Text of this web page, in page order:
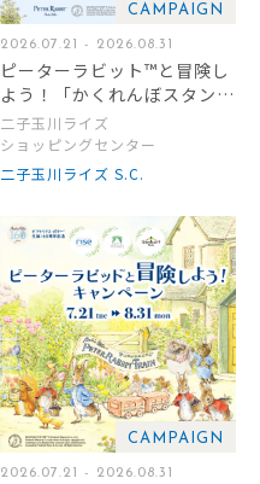
CAMPAIGN
2026.07.21 - 2026.08.31
ピーターラビット™と冒険し
よう！「かくれんぼスタンプ
ラリー」開催
二子玉川ライズ
ショッピングセンター
二子玉川ライズ S.C.
CAMPAIGN
2026.07.21 - 2026.08.31